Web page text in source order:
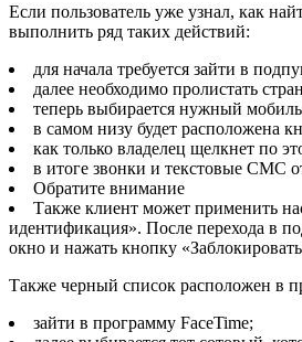
Если пользователь уже узнал, как
выполнить ряд таких действий:
для начала требуется зайти в
далее необходимо пролистать
теперь выбирается нужный
в самом низу будет расположена
как только владелец щелкнет по
в итоге звонки и текстовые СМС
Обратите внимание
Также клиент может применить
идентификация». После перехода в
окно и нажать кнопку
Также черный список расположен в
зайти в программу FaceTime;